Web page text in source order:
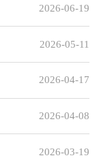
2026-06-19
2026-05-11
2026-04-17
2026-04-08
2026-03-19